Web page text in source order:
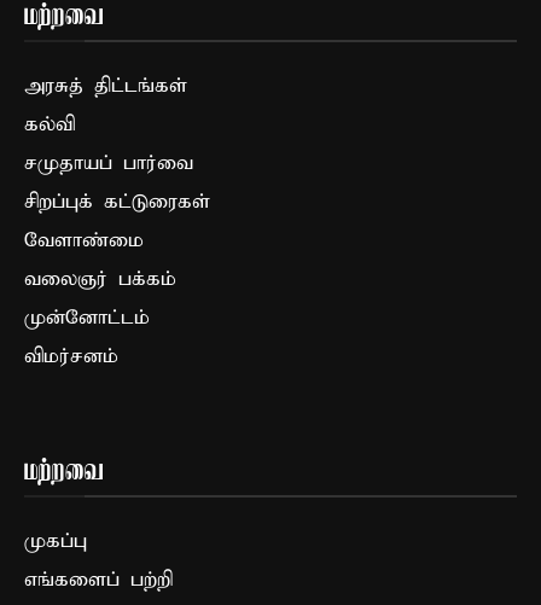
மற்றவை
அரசுத் திட்டங்கள்
கல்வி
சமுதாயப் பார்வை
சிறப்புக் கட்டுரைகள்
வேளாண்மை
வலைஞர் பக்கம்
முன்னோட்டம்
விமர்சனம்
மற்றவை
முகப்பு
எங்களைப் பற்றி